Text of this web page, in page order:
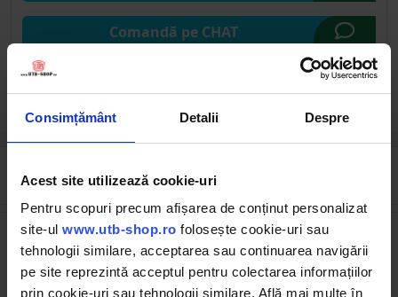
Consimțământ Detalii Despre
Acest site utilizează cookie-uri
Pentru scopuri precum afișarea de conținut personalizat
site-ul www.utb-shop.ro folosește cookie-uri sau
tehnologii similare, acceptarea sau continuarea navigării
pe site reprezintă acceptul pentru colectarea informațiilor
prin cookie-uri sau tehnologii similare. Află mai multe în
Comandă pe CHAT
Cumpărate frecvent împreună